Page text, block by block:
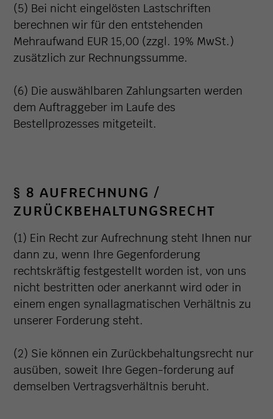
(5) Bei nicht eingelösten Lastschriften
berechnen wir für den entstehenden
Mehraufwand EUR 15,00 (zzgl. 19% MwSt.)
zusätzlich zur Rechnungssumme.
(6) Die auswählbaren Zahlungsarten werden
dem Auftraggeber im Laufe des
Bestellprozesses mitgeteilt.
§ 8 AUFRECHNUNG /
ZURÜCKBEHALTUNGSRECHT
(1) Ein Recht zur Aufrechnung steht Ihnen nur
dann zu, wenn Ihre Gegenforderung
rechtskräftig festgestellt worden ist, von uns
nicht bestritten oder anerkannt wird oder in
einem engen synallagmatischen Verhältnis zu
unserer Forderung steht.
(2) Sie können ein Zurückbehaltungsrecht nur
ausüben, soweit Ihre Gegen-forderung auf
demselben Vertragsverhältnis beruht.